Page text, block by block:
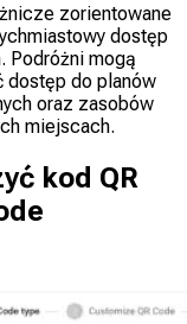
zorientowane
dostęp
Podróżni mogą
dostęp do planów
oraz zasobów
miejscach.
kod QR